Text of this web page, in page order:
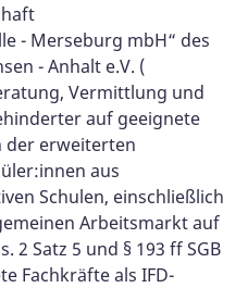
- Merseburg mbH“ des
- Anhalt e.V. (
Vermittlung und
auf geeignete
der erweiterten
aus
Schulen, einschließlich
Arbeitsmarkt auf
2 Satz 5 und § 193 ff SGB
Fachkräfte als IFD-